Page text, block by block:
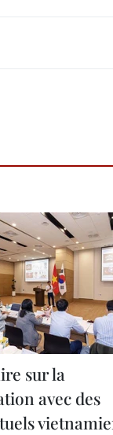
sur la
avec des